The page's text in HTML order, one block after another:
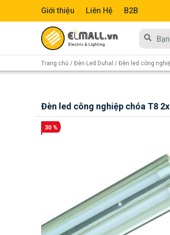
Giới thiệu Liên Hệ B2B
Trang chủ / Đèn Led Duhal / Đèn led công
Đèn led công nghiệp chóa T8
30 %